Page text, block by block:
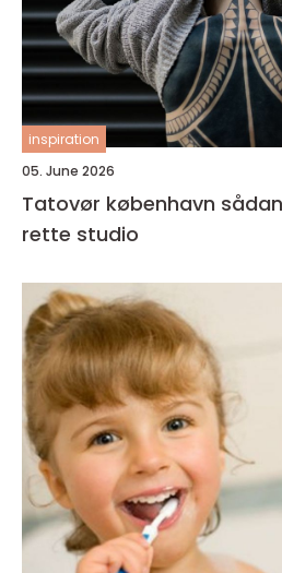
inspiration
05. June 2026
Tatovør københavn sådan finder du det
rette studio